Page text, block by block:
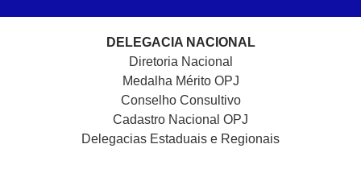
DELEGACIA NACIONAL
Diretoria Nacional
Medalha Mérito OPJ
Conselho Consultivo
Cadastro Nacional OPJ
Delegacias Estaduais e Regionais